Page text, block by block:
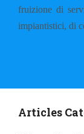
fruizione di
impiantistici, di
Articles